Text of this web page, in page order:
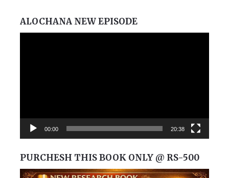
ALOCHANA NEW EPISODE
00:00 20:38
PURCHESH THIS BOOK ONLY @ RS-500